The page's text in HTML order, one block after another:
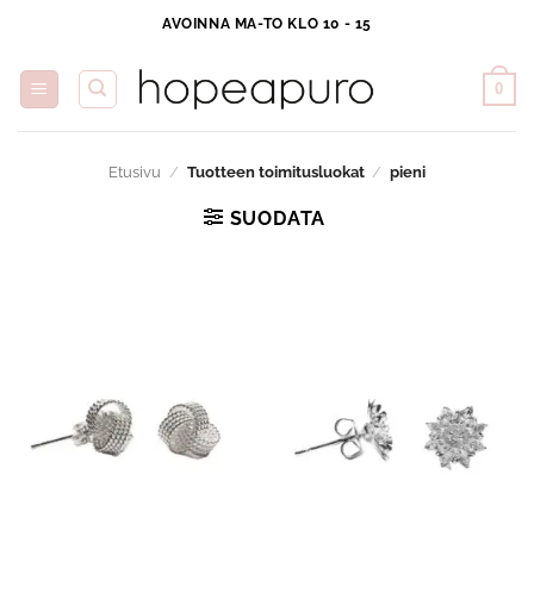
content
AVOINNA MA-TO KLO 10 - 15
0
Etusivu / Tuotteen toimitusluokat / pieni
SUODATA